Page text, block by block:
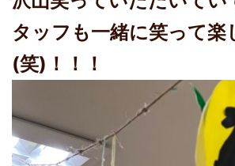
タッフも一緒に笑って楽
(笑)！！！